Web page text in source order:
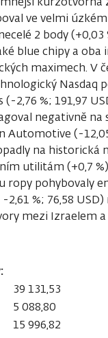
ve velmi
2 body (+0,03
blue chipy a oba
maximech. V
Nasdaq
2,76 %; 191,97
negativně na
Automotive (-
na historická
utilitám (+0,7
ropy pohybovaly
%; 76,58
mezi Izraelem a
39 131,53
5 088,80
15 996,82